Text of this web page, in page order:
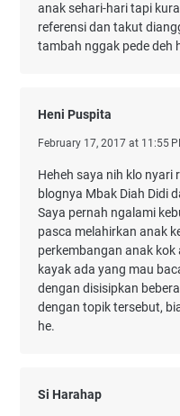
anak sehari-hari tapi
referensi dan takut
tambah nggak pede deh
Heni Puspita
February 17, 2017 at 11:55
Heheh saya nih klo nyari
blognya Mbak Diah Didi
Saya pernah ngalami
pasca melahirkan anak
perkembangan anak kok
kayak ada yang mau
dengan disisipkan
dengan topik tersebut,
he.
Si Harahap